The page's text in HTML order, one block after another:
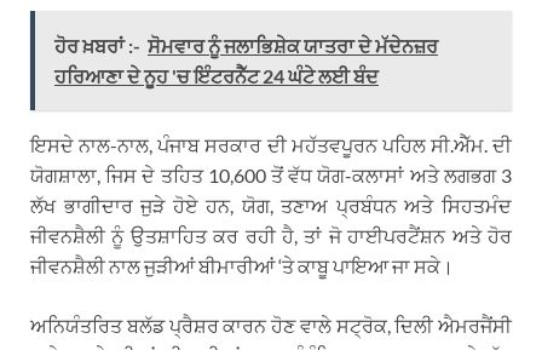
ਹੋਰ ਖ਼ਬਰਾਂ :- ਸੋਮਵਾਰ ਨੂੰ ਜਲਾਭਿਸ਼ੇਕ ਯਾਤਰਾ ਦੇ ਮੱਦੇਨਜ਼ਰ
ਹਰਿਆਣਾ ਦੇ ਨੂਹ 'ਚ ਇੰਟਰਨੈੱਟ 24 ਘੰਟੇ ਲਈ ਬੰਦ
ਇਸਦੇ ਨਾਲ-ਨਾਲ, ਪੰਜਾਬ ਸਰਕਾਰ ਦੀ ਮਹੱਤਵਪੂਰਨ ਪਹਿਲ ਸੀ.ਐੱਮ. ਦੀ
ਯੋਗਸ਼ਾਲਾ, ਜਿਸ ਦੇ ਤਹਿਤ 10,600 ਤੋਂ ਵੱਧ ਯੋਗ-ਕਲਾਸਾਂ ਅਤੇ ਲਗਭਗ 3
ਲੱਖ ਭਾਗੀਦਾਰ ਜੁੜੇ ਹੋਏ ਹਨ, ਯੋਗ, ਤਣਾਅ ਪ੍ਰਬੰਧਨ ਅਤੇ ਸਿਹਤਮੰਦ
ਜੀਵਨਸ਼ੈਲੀ ਨੂੰ ਉਤਸ਼ਾਹਿਤ ਕਰ ਰਹੀ ਹੈ, ਤਾਂ ਜੋ ਹਾਈਪਰਟੈਂਸ਼ਨ ਅਤੇ ਹੋਰ
ਜੀਵਨਸ਼ੈਲੀ ਨਾਲ ਜੁੜੀਆਂ ਬੀਮਾਰੀਆਂ ‘ਤੇ ਕਾਬੂ ਪਾਇਆ ਜਾ ਸਕੇ।
ਅਨਿਯੰਤਰਿਤ ਬਲੱਡ ਪ੍ਰੈਸ਼ਰ ਕਾਰਨ ਹੋਣ ਵਾਲੇ ਸਟ੍ਰੋਕ, ਦਿਲੀ ਐਮਰਜੈਂਸੀ